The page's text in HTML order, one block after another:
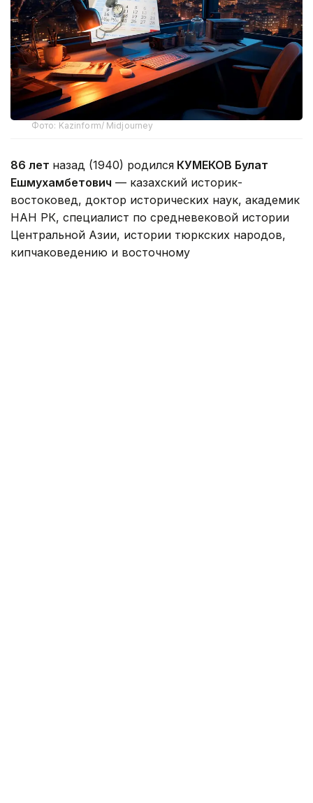
Фото: Kazinform/ Midjourney
86 лет назад (1940) родился КУМЕКОВ Булат
Ешмухамбетович — казахский историк-
востоковед, доктор исторических наук, академик
НАН РК, специалист по средневековой истории
Центральной Азии, истории тюркских народов,
кипчаковедению и восточному